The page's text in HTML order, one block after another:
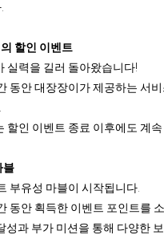
할인 이벤트
실력을 길러 돌아왔습니다!
동안 대장장이가 제공하는 서
할인 이벤트 종료 이후에도 계
블
부유성 마블이 시작됩니다.
동안 획득한 이벤트 포인트를
성과 부가 미션을 통해 다양한